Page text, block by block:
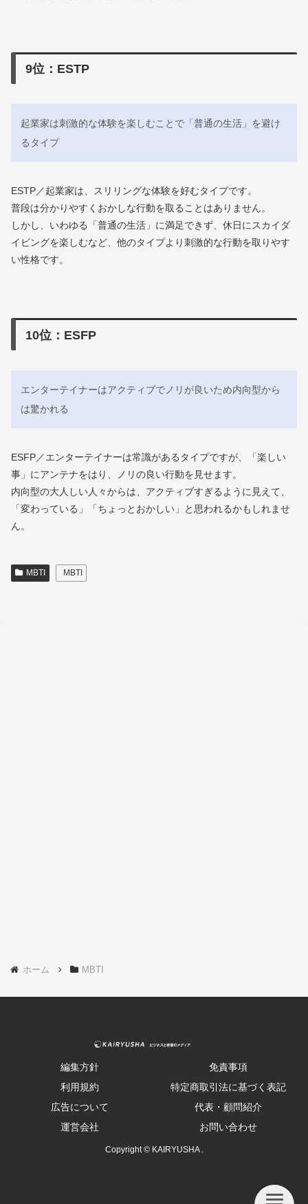
9位：ESTP
起業家は刺激的な体験を楽しむことで「普通の生活」を避け
るタイプ
ESTP／起業家は、スリリングな体験を好むタイプです。
普段は分かりやすくおかしな行動を取ることはありません。
しかし、いわゆる「普通の生活」に満足できず、休日にスカイダ
イビングを楽しむなど、他のタイプより刺激的な行動を取りやす
い性格です。
10位：ESFP
エンターテイナーはアクティブでノリが良いため内向型から
は驚かれる
ESFP／エンターテイナーは常識があるタイプですが、「楽しい
事」にアンテナをはり、ノリの良い行動を見せます。
内向型の大人しい人々からは、アクティブすぎるように見えて、
「変わっている」「ちょっとおかしい」と思われるかもしれませ
ん。
MBTI MBTI
ホーム MBTI
編集方針
免責事項
利用規約
特定商取引法に基づく表記
広告について
代表・顧問紹介
運営会社
お問い合わせ
Copyright © KAIRYUSHA .